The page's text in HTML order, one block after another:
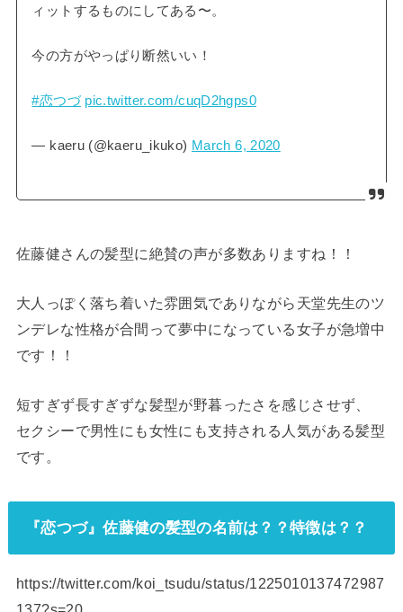
ィットするものにしてある〜。
今の方がやっぱり断然いい！
#恋つづ pic.twitter.com/cuqD2hgps0
— kaeru (@kaeru_ikuko) March 6, 2020
佐藤健さんの髪型に絶賛の声が多数ありますね！！
大人っぽく落ち着いた雰囲気でありながら天堂先生のツ
ンデレな性格が合間って夢中になっている女子が急増中
です！！
短すぎず長すぎずな髪型が野暮ったさを感じさせず、
セクシーで男性にも女性にも支持される人気がある髪型
です。
『恋つづ』佐藤健の髪型の名前は？？特徴は？？
https://twitter.com/koi_tsudu/status/1225010137472987